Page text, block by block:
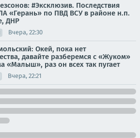
#Эксклюзив. Последствия
«Герань» по ПВД ВСУ в районе н.п.
ДНР
Вчера, 22:30
Окей, пока нет
давайте разберемся с «Жуком»
«Малыш», раз он всех так пугает
Вчера, 22:21